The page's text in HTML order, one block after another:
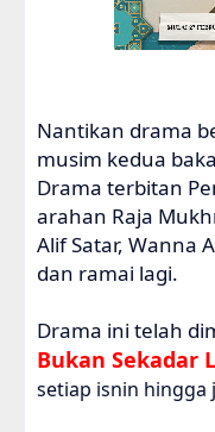
Nantikan drama
musim kedua
Drama terbitan
arahan Raja
Alif Satar, Wanna
dan ramai lagi.
Drama ini telah
Bukan Sekadar
setiap isnin hingga